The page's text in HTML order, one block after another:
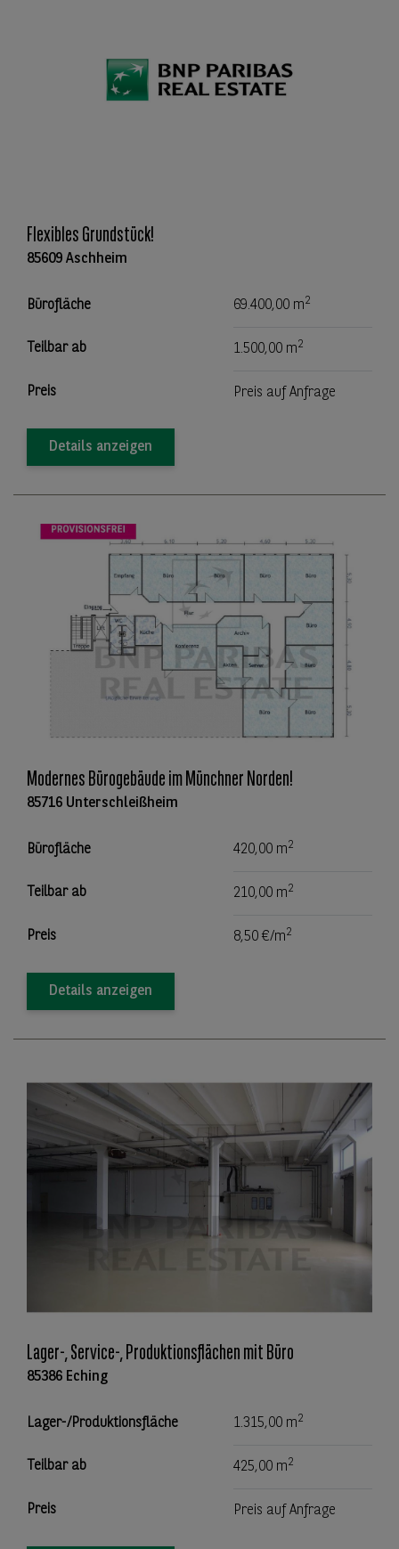
Flexibles Grundstück!
85609 Aschheim
Bürofläche 69.400,00 m2
Teilbar ab 1.500,00 m2
Preis Preis auf Anfrage
Details anzeigen
Modernes Bürogebäude im Münchner Norden!
85716 Unterschleißheim
Bürofläche 420,00 m2
Teilbar ab 210,00 m2
Preis 8,50 €/m2
Details anzeigen
Lager-, Service-, Produktionsflächen mit Büro
85386 Eching
Lager-/Produktionsfläche 1.315,00 m2
Teilbar ab 425,00 m2
Preis Preis auf Anfrage